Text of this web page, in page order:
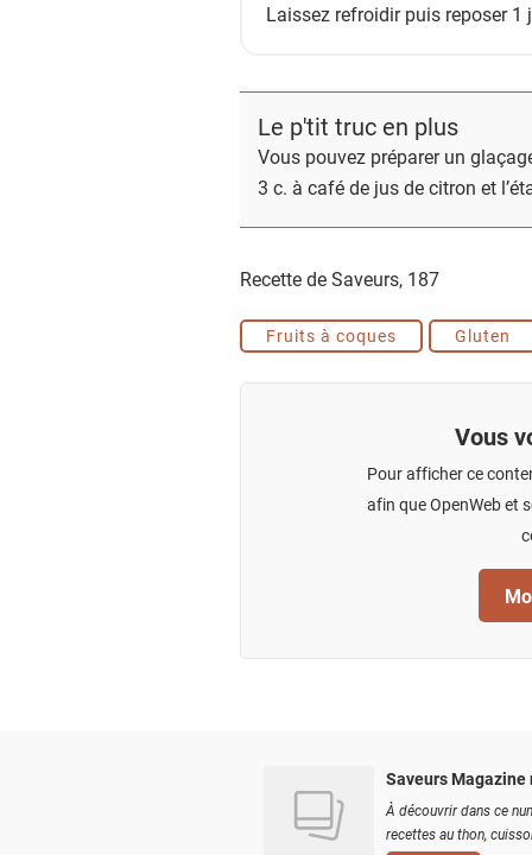
Laissez refroidir puis reposer 1
Le p'tit truc en plus
Vous pouvez préparer un
3 c. à café de jus de citron et
Recette de Saveurs, 187
Fruits à coques Gluten
Vous
Pour afficher ce
afin que OpenWeb et
Saveurs Magazine
À découvrir dans ce
recettes au thon,